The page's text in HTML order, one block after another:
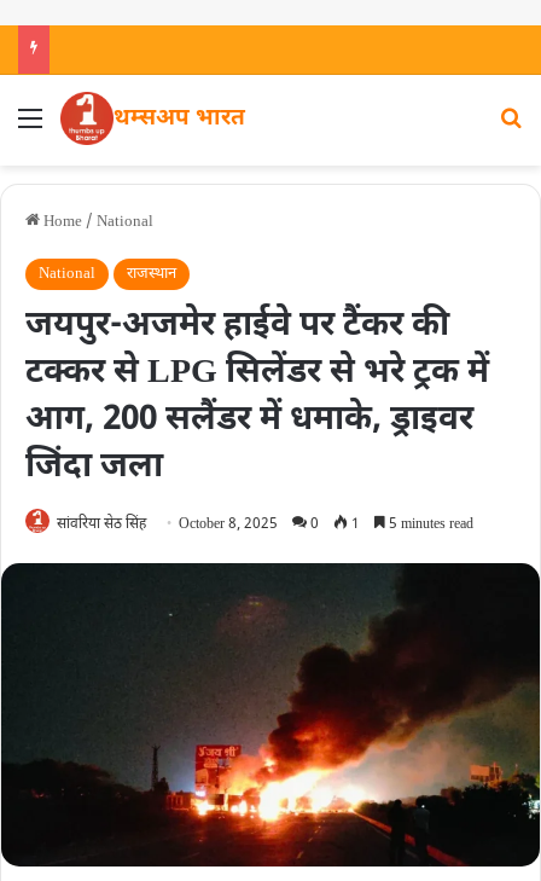
थम्सअप भारत
Home / National
National राजस्थान
जयपुर-अजमेर हाईवे पर टैंकर की
टक्‍कर से LPG सिलेंडर से भरे ट्रक में
आग, 200 सलैंडर में धमाके, ड्राइवर
जिंदा जला
सांवरिया सेठ सिंह October 8, 2025 0 1 5 minutes read